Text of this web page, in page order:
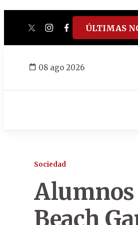
twitterinstagram
facebook
tiktokyoutube
ÚLTIMAS
08 ago 2026
Sociedad
Alumnos
Beach